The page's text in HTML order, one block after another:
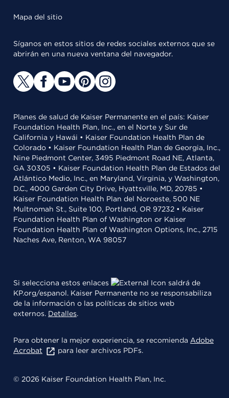
Mapa del sitio
Síganos en estos sitios de redes sociales externos que se
abrirán en una nueva ventana del navegador.
Planes de salud de Kaiser Permanente en el país: Kaiser
Foundation Health Plan, Inc., en el Norte y Sur de
California y Hawái • Kaiser Foundation Health Plan de
Colorado • Kaiser Foundation Health Plan de Georgia, Inc.,
Nine Piedmont Center, 3495 Piedmont Road NE, Atlanta,
GA 30305 • Kaiser Foundation Health Plan de Estados del
Atlántico Medio, Inc., en Maryland, Virginia, y Washington,
D.C., 4000 Garden City Drive, Hyattsville, MD, 20785 •
Kaiser Foundation Health Plan del Noroeste, 500 NE
Multnomah St., Suite 100, Portland, OR 97232 • Kaiser
Foundation Health Plan of Washington or Kaiser
Foundation Health Plan of Washington Options, Inc., 2715
Naches Ave, Renton, WA 98057
Si selecciona estos enlaces
saldrá de
KP.org/espanol. Kaiser Permanente no se responsabiliza
de la información o las políticas de sitios web
externos. Detalles.
Para obtener la mejor experiencia, se recomienda Adobe
Acrobat
para leer archivos PDFs.
© 2026 Kaiser Foundation Health Plan, Inc.